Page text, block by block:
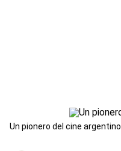
Un pionero del cine argentino